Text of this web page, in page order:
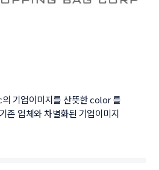
기업이미지를 산뜻한 color 를
존 업체와 차별화된 기업이미지